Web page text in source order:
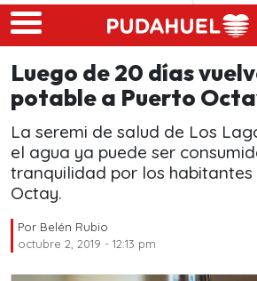
Skip to main content
Luego de 20 días
potable a Puerto
La seremi de salud de Los
el agua ya puede ser
tranquilidad por los habitantes
Octay.
Por Belén Rubio
octubre 2, 2019 - 12:13 pm